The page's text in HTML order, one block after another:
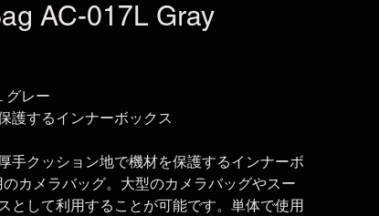
AC-017L Gray
グレー
護するインナーボックス
手クッション地で機材を保護するインナーボ
カメラバッグ。大型のカメラバッグやスー
として利用することが可能です。単体で使用